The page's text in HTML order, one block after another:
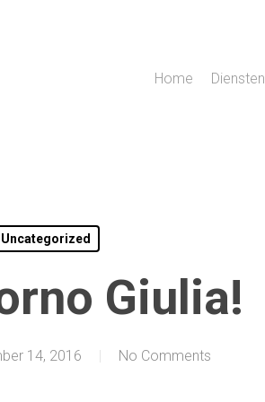
Home Diensten
Uncategorized
Giulia!
14, 2016 No Comments